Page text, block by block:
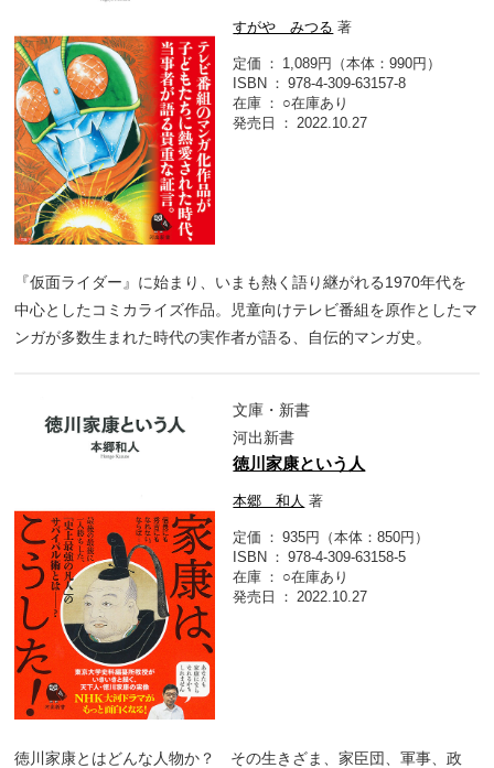
すがや みつる 著
定価
1,089円（本体：990円）
ISBN
978-4-309-63157-8
在庫
○在庫あり
発売日
2022.10.27
『仮面ライダー』に始まり、いまも熱く語り継がれる1970年代を
中心としたコミカライズ作品。児童向けテレビ番組を原作としたマ
ンガが多数生まれた時代の実作者が語る、自伝的マンガ史。
文庫・新書
河出新書
徳川家康という人
本郷 和人 著
定価
935円（本体：850円）
ISBN
978-4-309-63158-5
在庫
○在庫あり
発売日
2022.10.27
徳川家康とはどんな人物か？ その生きざま、家臣団、軍事、政